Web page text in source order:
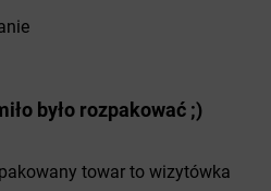
było rozpakować ;)
towar to wizytówka